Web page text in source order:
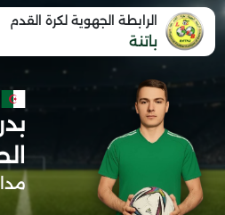
الرابطة الجهوية لكرة القدم
باتنة